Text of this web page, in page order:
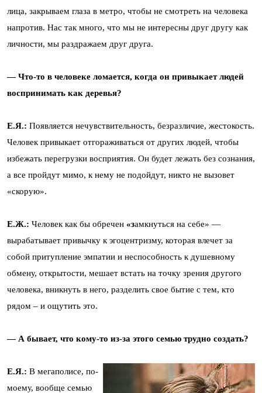
лица, закрываем глаза в метро, чтобы не смотреть на человека
напротив. Нас так много, что мы не интересны друг другу как
личности, мы раздражаем друг друга.
— Что-то в человеке ломается, когда он привыкает людей
воспринимать как деревья?
Е.Я.: Появляется нечувствительность, безразличие, жестокость.
Человек привыкает отгораживаться от других людей, чтобы
избежать перегрузки восприятия. Он будет лежать без сознания,
а все пройдут мимо, к нему не подойдут, никто не вызовет
«скорую».
Е.Ж.: Человек как бы обречен «замкнуться на себе» —
вырабатывает привычку к эгоцентризму, которая влечет за
собой притупление эмпатии и неспособность к душевному
обмену, открытости, мешает встать на точку зрения другого
человека, вникнуть в него, разделить свое бытие с тем, кто
рядом – и ощутить это.
— А бывает, что кому-то из-за этого семью трудно создать?
Е.Я.: В мегаполисе, по-
моему, вообще семью